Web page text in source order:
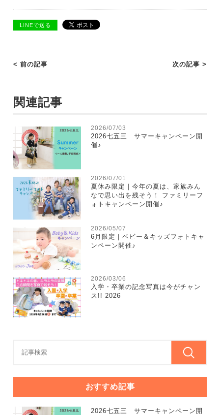
LINEで送る
< 前の記事 次の記事 >
関連記事
2026/07/03
2026七五三 サマーキャンペーン開
催♪
2026/07/01
夏休み限定｜今年の夏は、家族みん
なで思い出を残そう！ ファミリーフ
ォトキャンペーン開催♪
2026/05/07
6月限定｜ベビー＆キッズフォトキャ
ンペーン開催♪
2026/03/06
入学・卒業の記念写真は今がチャン
ス!! 2026
おすすめ記事
2026七五三 サマーキャンペーン開